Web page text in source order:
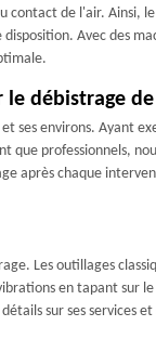
de l'air. Ainsi,
Avec des
débistrage
ses environs. Ayant
professionnels,
après chaque
Les outillages
en tapant sur
sur ses services